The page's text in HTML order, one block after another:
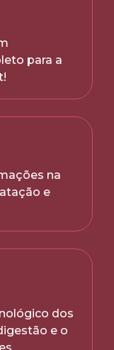
para a
na
e
dos
e o